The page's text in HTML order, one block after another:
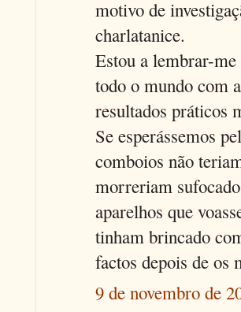
motivo de
charlatanice.
Estou a lembrar-
todo o mundo com
resultados práticos
Se esperássemos
comboios não
morreriam
aparelhos que
tinham brincado
factos depois de os
9 de novembro de